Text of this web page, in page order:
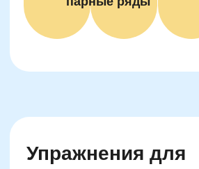
Ошибки, которые
допускают дети при
чисел
количеству цифр или их сумме. Например,
как нечетное, потому что «цифра 2 —
четная». Это подмена понятия: важна